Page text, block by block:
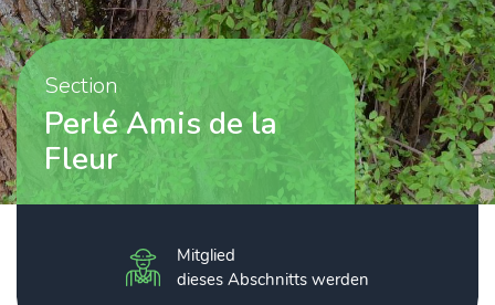
Section
Perlé Amis de la
Fleur
Mitglied
dieses Abschnitts werden